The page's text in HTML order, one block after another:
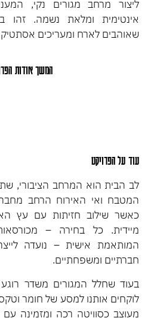
ליצור מרחב מגורים נקי,
אינטימית ומלאת נשמה. זהו
שאוהבים לארח ומעריכים
המשך אודות
עוד על הפרויקט
לב הבית הוא המרחב הציבורי,
המטבח ואי האירוח הרחב מחברים
כאשר שילוב חזיתות עם עץ
מיידית. כל בחירה –
המותאמת אישית – נועדה
חברתיים ומשפחתיים.
בעוד שחלל המגורים משדר
לוקחים אותנו למסע של חומר
מעוצב כסוויטה רכה ומזמינה